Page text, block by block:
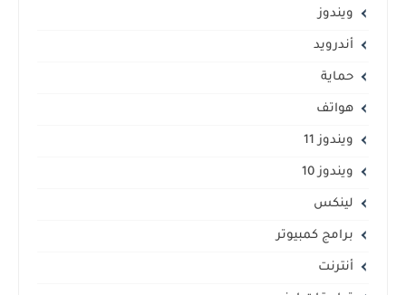
ويندوز
أندرويد
حماية
هواتف
ويندوز 11
ويندوز 10
لينكس
برامج كمبيوتر
أنترنت